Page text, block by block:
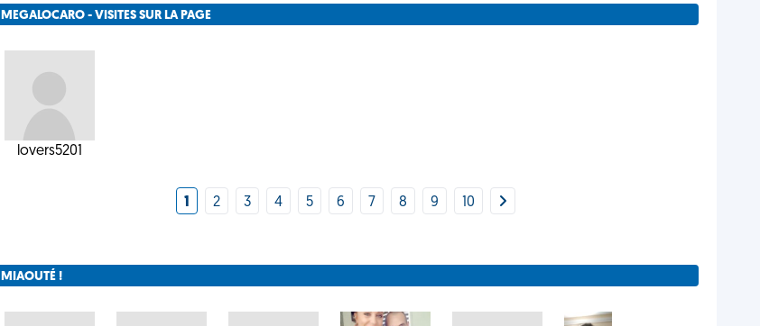
MEGALOCARO - VISITES SUR LA PAGE
lovers5201
1 2 3 4 5 6 7 8 9 10
MIAOUTÉ !